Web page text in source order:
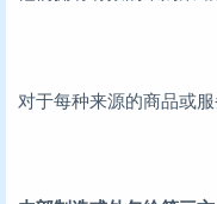
对于每种来源的商品或